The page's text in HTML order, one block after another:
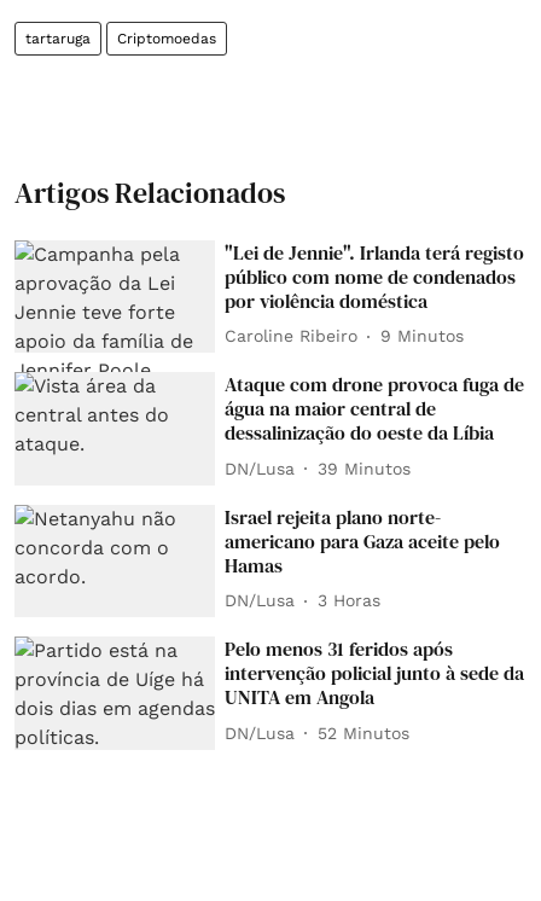
tartaruga Criptomoedas
Artigos Relacionados
"Lei de Jennie". Irlanda terá registo
público com nome de condenados
por violência doméstica
Caroline Ribeiro 9 Minutos
Ataque com drone provoca fuga de
água na maior central de
dessalinização do oeste da Líbia
DN/Lusa 39 Minutos
Israel rejeita plano norte-
americano para Gaza aceite pelo
Hamas
DN/Lusa 3 Horas
Pelo menos 31 feridos após
intervenção policial junto à sede da
UNITA em Angola
DN/Lusa 52 Minutos